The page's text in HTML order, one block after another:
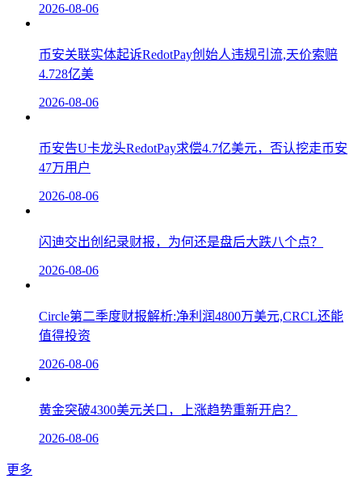
2026-08-06
币安关联实体起诉RedotPay创始人违规引流,天价索赔
4.728亿美
2026-08-06
币安告U卡龙头RedotPay求偿4.7亿美元，否认挖走币安
47万用户
2026-08-06
闪迪交出创纪录财报，为何还是盘后大跌八个点？
2026-08-06
Circle第二季度财报解析:净利润4800万美元,CRCL还能
值得投资
2026-08-06
黄金突破4300美元关口，上涨趋势重新开启？
2026-08-06
更多